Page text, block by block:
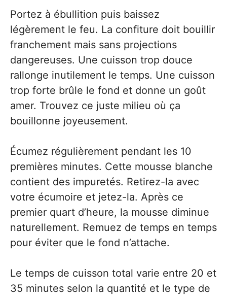
Portez à ébullition puis baissez
légèrement le feu. La confiture doit bouillir
franchement mais sans projections
dangereuses. Une cuisson trop douce
rallonge inutilement le temps. Une cuisson
trop forte brûle le fond et donne un goût
amer. Trouvez ce juste milieu où ça
bouillonne joyeusement.
Écumez régulièrement pendant les 10
premières minutes. Cette mousse blanche
contient des impuretés. Retirez-la avec
votre écumoire et jetez-la. Après ce
premier quart d’heure, la mousse diminue
naturellement. Remuez de temps en temps
pour éviter que le fond n’attache.
Le temps de cuisson total varie entre 20 et
35 minutes selon la quantité et le type de